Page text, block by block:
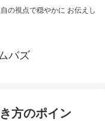
の視点で穏やかに お伝えし
バズ
方のポイン